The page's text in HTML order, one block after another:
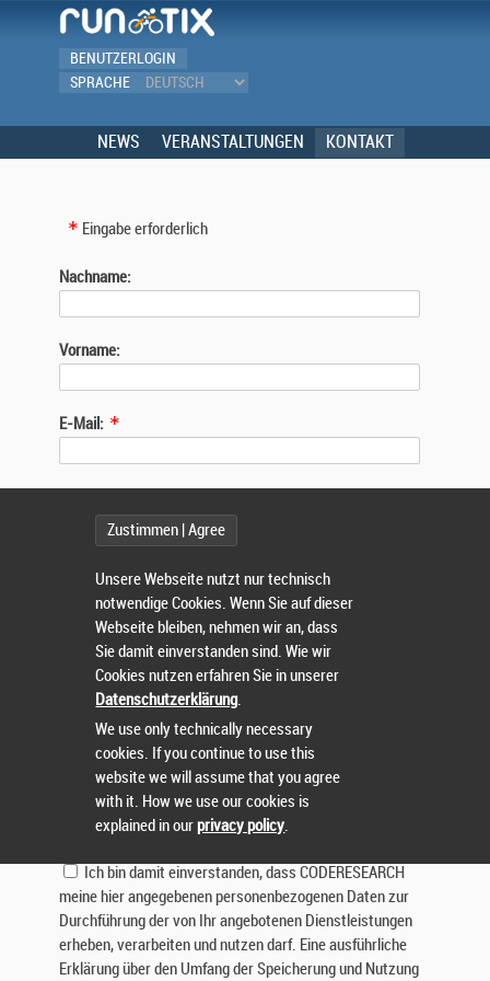
BENUTZERLOGIN
SPRACHE
NEWS VERANSTALTUNGEN KONTAKT
Eingabe erforderlich
Nachname:
Vorname:
E-Mail:
Nachricht:
Lösen Sie die Aufgabe:
Ich bin damit einverstanden, dass CODERESEARCH
meine hier angegebenen personenbezogenen Daten zur
Durchführung der von Ihr angebotenen Dienstleistungen
erheben, verarbeiten und nutzen darf. Eine ausführliche
Erklärung über den Umfang der Speicherung und Nutzung
Zustimmen | Agree
Unsere Webseite nutzt nur technisch
notwendige Cookies. Wenn Sie auf dieser
Webseite bleiben, nehmen wir an, dass
Sie damit einverstanden sind. Wie wir
Cookies nutzen erfahren Sie in unserer
Datenschutzerklärung.
We use only technically necessary
cookies. If you continue to use this
website we will assume that you agree
with it. How we use our cookies is
explained in ourprivacy policy.